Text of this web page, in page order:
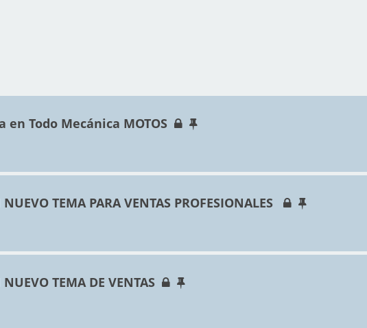
Todo Mecánica MOTOS
TEMA PARA VENTAS PROFESIONALES
TEMA DE VENTAS